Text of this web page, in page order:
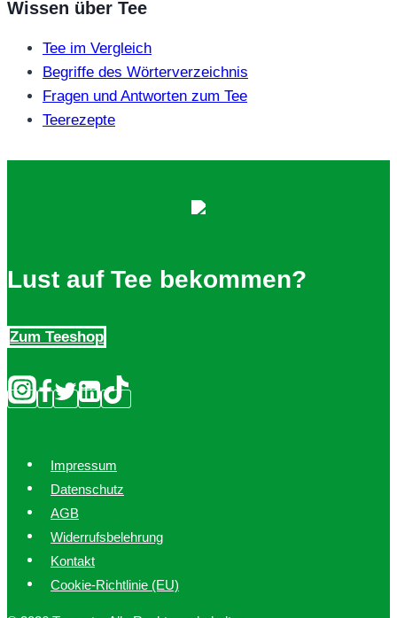
Wissen über Tee
Tee im Vergleich
Begriffe des Wörterverzeichnis
Fragen und Antworten zum Tee
Teerezepte
Lust auf Tee bekommen?
Zum Teeshop
Impressum
Datenschutz
AGB
Widerrufsbelehrung
Kontakt
Cookie-Richtlinie (EU)